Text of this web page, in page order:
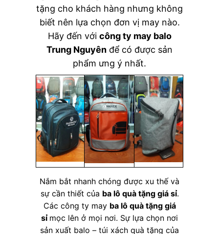
tặng cho khách hàng nhưng không
biết nên lựa chọn đơn vị may nào.
Hãy đến với công ty may balo
Trung Nguyên để có được sản
phẩm ưng ý nhất.
Nắm bắt nhanh chóng được xu thế và
sự cần thiết của ba lô quà tặng giá sỉ.
Các công ty may ba lô quà tặng giá
sỉ mọc lên ở mọi nơi. Sự lựa chọn nơi
sản xuất balo – túi xách quà tặng của